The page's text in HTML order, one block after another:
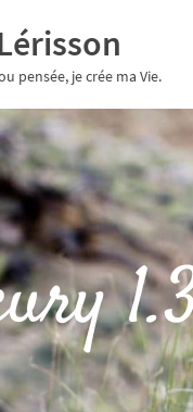
pensée, je crée ma Vie.